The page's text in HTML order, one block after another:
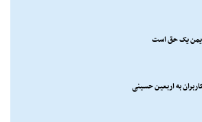
یمن یک حق است
به اربعین حسینی